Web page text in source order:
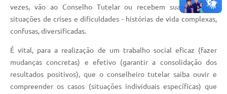
vezes, vão ao Conselho Tutelar ou recebem sua visita em
situações de crises e dificuldades - histórias de vida complexas,
confusas, diversificadas.
É vital, para a realização de um trabalho social eficaz (fazer
mudanças concretas) e efetivo (garantir a consolidação dos
resultados positivos), que o conselheiro tutelar saiba ouvir e
compreender os casos (situações individuais específicas) que